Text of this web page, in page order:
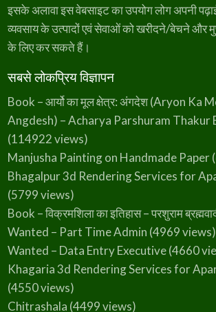
इसके अलावा इस वेबसाइट का उपयोग लोग अपनी
व्यवसाय के उत्पादों एवं सेवाओं को खरीदने/बेचने और
के लिए कर सकते हैं।
सबसे लोकप्रिय विज्ञापन
Book – आर्यो का मूल क्षेत्र: अंगदेश (Aryon Ka
Angdesh) – Acharya Parshuram Thakur
(114922 views)
Manjusha Painting on Handmade Paper
Bhagalpur 3d Rendering Services for
(5799 views)
Book – विक्रमशिला का इतिहास – परशुराम
Wanted – Part Time Admin (4969 views)
Wanted – Data Entry Executive(4660
Khagaria 3d Rendering Services for
(4550 views)
Chitrashala (4499 views)